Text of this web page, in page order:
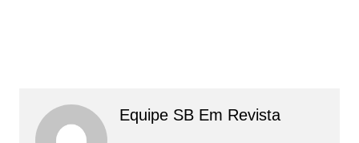
Equipe SB Em Revista